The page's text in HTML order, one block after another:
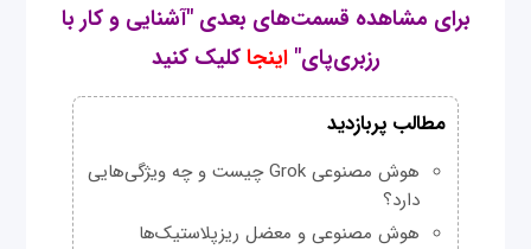
برای مشاهده قسمت‌های بعدی "آشنایی و کار با
رزبری‌پای"اینجاکلیک کنید
مطالب پربازدید
هوش مصنوعی Grok چیست و چه ویژگی‌هایی
دارد؟
هوش مصنوعی و معضل ریزپلاستیک‌ها